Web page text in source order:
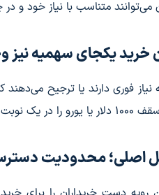
متناسب با نیاز خود و در چند مرحله در طول ۳۶۵
خرید یکجای سهمیه نیز
نیاز فوری دارند یا ترجیح
به آن‌ها بفروشند.
اصلی؛ محدودیت